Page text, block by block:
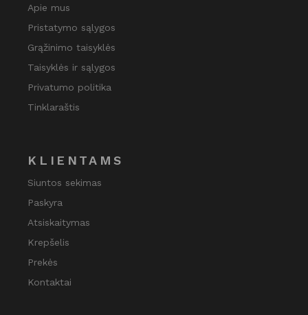
Apie mus
Pristatymo sąlygos
Grąžinimo taisyklės
Taisyklės ir sąlygos
Privatumo politika
Tinklaraštis
KLIENTAMS
Siuntos sekimas
Paskyra
Atsiskaitymas
Krepšelis
Prekės
Kontaktai